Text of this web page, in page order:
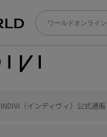
INDIVI（インディヴィ）公式通販